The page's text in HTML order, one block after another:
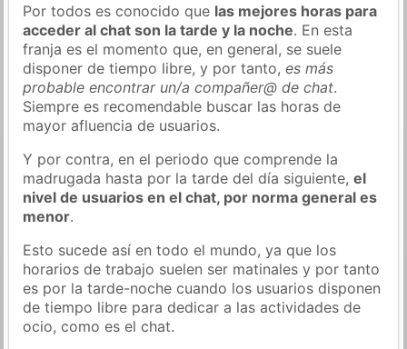
Por todos es conocido que las mejores horas para
acceder al chat son la tarde y la noche. En esta
franja es el momento que, en general, se suele
disponer de tiempo libre, y por tanto,es más
probable encontrar un/a compañer@ de chat.
Siempre es recomendable buscar las horas de
mayor afluencia de usuarios.
Y por contra, en el periodo que comprende la
madrugada hasta por la tarde del día siguiente,el
nivel de usuarios en el chat, por norma general es
menor.
Esto sucede así en todo el mundo, ya que los
horarios de trabajo suelen ser matinales y por tanto
es por la tarde-noche cuando los usuarios disponen
de tiempo libre para dedicar a las actividades de
ocio, como es el chat.